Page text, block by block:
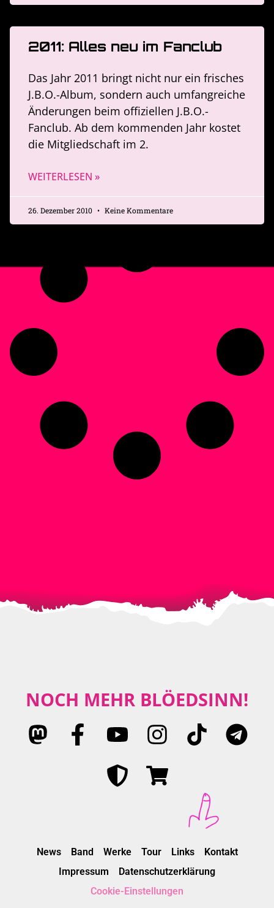
2011: Alles neu im Fanclub
Das Jahr 2011 bringt nicht nur ein frisches
J.B.O.-Album, sondern auch umfangreiche
Änderungen beim offiziellen J.B.O.-
Fanclub. Ab dem kommenden Jahr kostet
die Mitgliedschaft im 2.
WEITERLESEN »
26. Dezember 2010 Keine Kommentare
NOCH MEHR BLÖEDSINN!
News Band Werke Tour Links
Kontakt
Impressum
Datenschutzerklärung
Cookie-Einstellungen